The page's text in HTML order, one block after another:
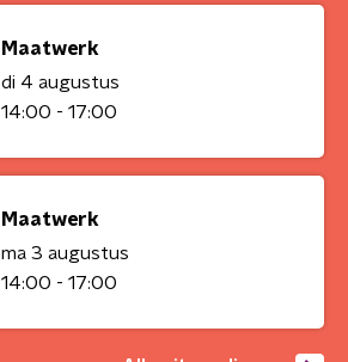
Maatwerk
di 4 augustus
14:00 - 17:00
Maatwerk
ma 3 augustus
14:00 - 17:00